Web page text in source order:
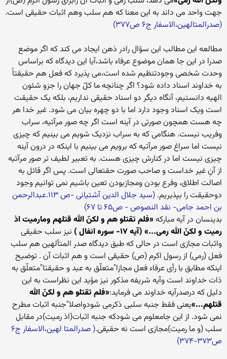
جهت واحد می داند به این معنا که هم سلب وهم اثبات حقیقی است.
(صدرالمتالهین،الاسفار ج۶ ص۳۷۷)
مطالعه این مطالب این سؤال رادر ذهن ایجاد می کند که اگر موضع
صدرا در این جا همان موضوع عرفاء باشد،آیا این دیدگاه که براساس
وحدت شخصی وجودتنظیم شده است،می پذیرد که فعل هم حقیقتاً
به خداوند اسناد داده شود؟ اگر چنانچه ما کلّ جهان را جزو شئون
الهیه دانستیم، آنگاه دیگر دو اسناد حقیقی نداریم، بلکه یک حقیقت
است ویک اسناد وجود دارد اما با دو چهره بیان می شود. غیر خدا هر
چه هست همچون صورتی در آینه است اگر چه صور مرآتیه، سراب
وفریب نیست. هنگامی که به سراب نزدیک شویم می بینیم که چیزی
نیست اما سراغ صور مرآتیه که برویم می بینیم با اینکه در درون آینه
چیزی نیست اما در کنارش چیزی هست. به تعبیر لطیف تر صور مرآتیه
از آنِ غیر خداست و صاحب صورت حقتعالی است. پس اگر قائل به
اصالت اطلاق، وفرع بودن ومجازبودن تعین باشیم نمی توانیم وجود
دوحقیقت را بپذیریم.
(سید جلال الدین آشتیانی -ص ۱۱۳.عبدالرحمن
بن احمد جامی- نقد النصوص - ص۶۵ تا ۶۷)
بدینسان در آیه مبارکه «فلم تقتلو هم و لکنّ الله قتلهم ومارمیت اذ
رمیت و لکنّ الله رمی...» (آیه ۱۷- سوره انفال )
نیز سلب حقیقی
واثبات مجازی است در حالی که طبق دیدگاه صدر المتألهین هم سلب
فعل (رمی) از رسول اکرم (ص) حقیقی است و هم اثبات آن . توضیح
اینکه مطابق با رأی عرفاء فعل مجازا"متعلّق به عبد و حقیقتا"متعلّق به
ذات خداوند است وآیه شریفه مذکور نیز مؤید این نظراست به این
دلیل که درصدرآیه خداوند می فرماید:«فلم تقتلو هم و لکنّ الله
قتلهم...»یعنی فقط جنبه سلبی ذکرمی شودواصلا"جنبه اثبات مطرح
نمی شود. از این جامعلوم می شودکه جنبه اثبات(اذ رمیت)در مقابل
سلب (و ما رمیت)مجازی است نه حقیقی.
( صدرالمتا لهین،الاسفار ج۶
ص۳۷۳-۳۷۴)